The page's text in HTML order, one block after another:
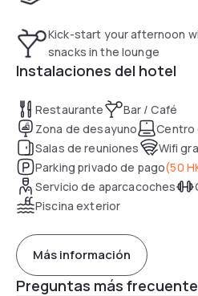
Kick-start your afternoon
snacks in the lounge
Instalaciones del hotel
Restaurante
Bar / Café
Zona de desayuno
Centro
Salas de reuniones
Wifi
Parking privado de pago(50
Servicio de aparcacoches
Piscina exterior
Más información
Preguntas más